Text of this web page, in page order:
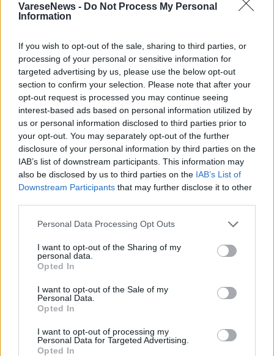
VareseNews - Do Not Process My Personal
Information
If you wish to opt-out of the sale, sharing to third parties, or
processing of your personal or sensitive information for
targeted advertising by us, please use the below opt-out
section to confirm your selection. Please note that after your
opt-out request is processed you may continue seeing
interest-based ads based on personal information utilized by
us or personal information disclosed to third parties prior to
your opt-out. You may separately opt-out of the further
disclosure of your personal information by third parties on the
IAB’s list of downstream participants. This information may
also be disclosed by us to third parties on the IAB’s List of
Downstream Participants that may further disclose it to other
Personal Data Processing Opt Outs
I want to opt-out of the Sharing of my
personal data.
Opted In
I want to opt-out of the Sale of my
Personal Data.
Opted In
I want to opt-out of processing my
Personal Data for Targeted Advertising.
Opted In
CASTRONNO
Una serata “alla francese” ha
inaugurato gli aperitivi di Materia